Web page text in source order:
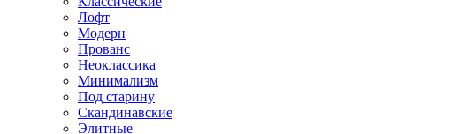
Лофт
Модерн
Прованс
Неоклассика
Минимализм
Под старину
Скандинавские
Элитные